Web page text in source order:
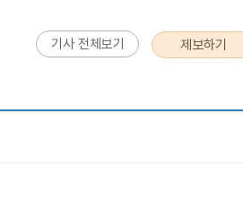
기사 전체보기 제보하기